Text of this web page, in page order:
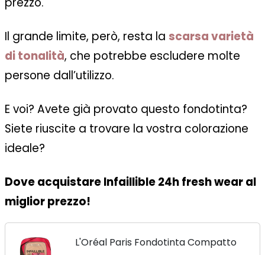
Il grande limite, però, resta la scarsa varietà
di tonalità, che potrebbe escludere molte
persone dall’utilizzo.
E voi? Avete già provato questo fondotinta?
Siete riuscite a trovare la vostra colorazione
ideale?
Dove acquistare Infaillible 24h fresh wear al
miglior prezzo!
L'Oréal Paris Fondotinta Compatto